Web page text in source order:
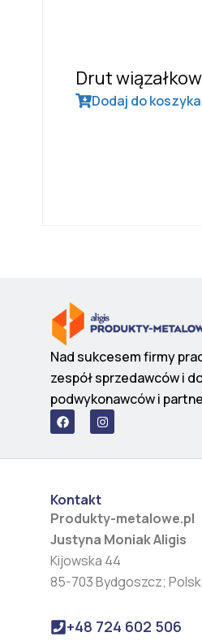
Drut
Dodaj do koszyka
Nad sukcesem firmy
zespół sprzedawców i
podwykonawców i
F
a
c
b
k
I
n
s
a
a
m
Kontakt
Produkty-metalowe.pl
Justyna Moniak Aligis
Kijowska 44
85-703 Bydgoszcz;
+48 724 602 506